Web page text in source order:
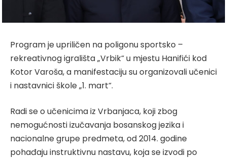
Program je upriličen na poligonu sportsko –
rekreativnog igrališta „Vrbik“ u mjestu Hanifići kod
Kotor Varoša, a manifestaciju su organizovali učenici
i nastavnici škole „1. mart“.
Radi se o učenicima iz Vrbanjaca, koji zbog
nemogućnosti izučavanja bosanskog jezika i
nacionalne grupe predmeta, od 2014. godine
pohađaju instruktivnu nastavu, koja se izvodi po